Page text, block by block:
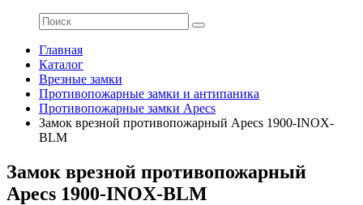
Главная
Каталог
Врезные замки
Противопожарные замки и антипаника
Противопожарные замки Apecs
Замок врезной противопожарный Apecs 1900-INOX-
BLM
Замок врезной противопожарный
Apecs 1900-INOX-BLM